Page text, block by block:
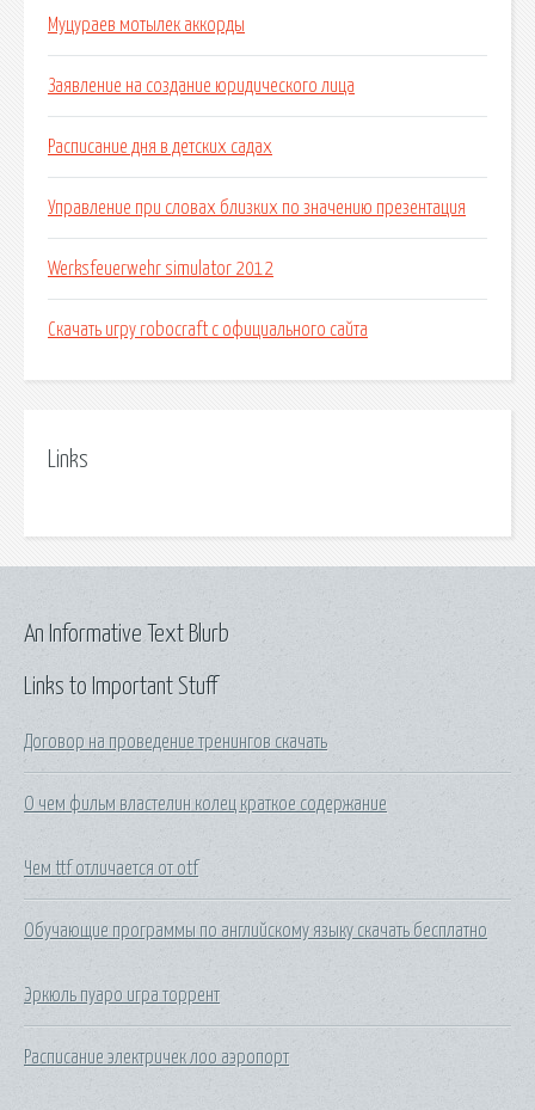
Муцураев мотылек аккорды
Заявление на создание юридического лица
Расписание дня в детских садах
Управление при словах близких по значению презентация
Werksfeuerwehr simulator 2012
Скачать игру robocraft с официального сайта
Links
Links to Important Stuff
Договор на проведение тренингов скачать
О чем фильм властелин колец краткое содержание
Чем ttf отличается от otf
Обучающие программы по английскому языку скачать бесплатно
Эркюль пуаро игра торрент
Расписание электричек лоо аэропорт
An Informative Text Blurb